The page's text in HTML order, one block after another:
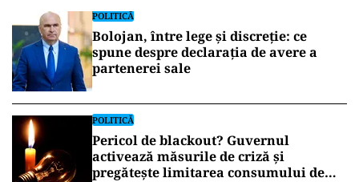
POLITICĂ
Bolojan, între lege și discreție: ce
spune despre declarația de avere a
partenerei sale
POLITICĂ
Pericol de blackout? Guvernul
activează măsurile de criză și
pregătește limitarea consumului de